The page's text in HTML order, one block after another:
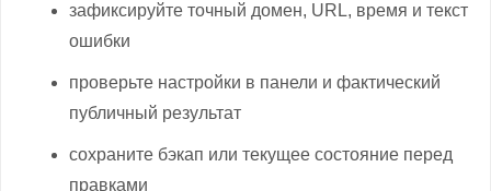
зафиксируйте точный домен, URL, время и текст
ошибки
проверьте настройки в панели и фактический
публичный результат
сохраните бэкап или текущее состояние перед
правками